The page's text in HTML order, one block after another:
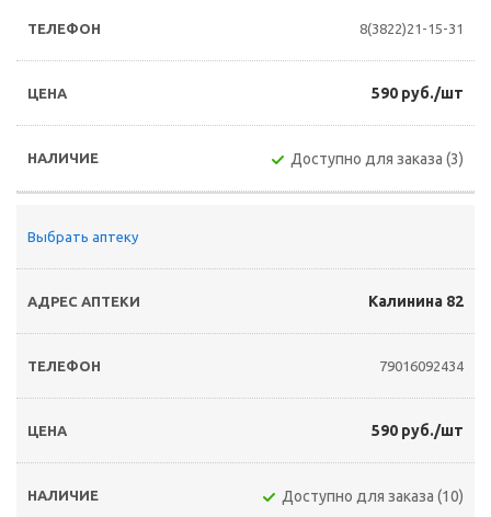
8(3822)21-15-31
590 руб./шт
Доступно для заказа (3)
Выбрать аптеку
Калинина 82
79016092434
590 руб./шт
Доступно для заказа (10)